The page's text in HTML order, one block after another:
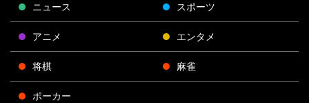
ニュース スポーツ
アニメ エンタメ
将棋 麻雀
ポーカー